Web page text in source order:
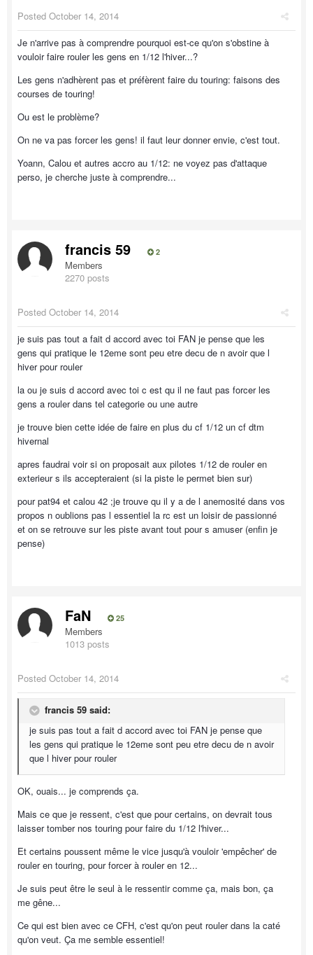
Posted October 14, 2014
Je n'arrive pas à comprendre pourquoi est-ce qu'on s'obstine à
vouloir faire rouler les gens en 1/12 l'hiver...?
Les gens n'adhèrent pas et préfèrent faire du touring: faisons des
courses de touring!
Ou est le problème?
On ne va pas forcer les gens! il faut leur donner envie, c'est tout.
Yoann, Calou et autres accro au 1/12: ne voyez pas d'attaque
perso, je cherche juste à comprendre...
francis 59 2
Members
2270 posts
Posted October 14, 2014
je suis pas tout a fait d accord avec toi FAN je pense que les
gens qui pratique le 12eme sont peu etre decu de n avoir que l
hiver pour rouler
la ou je suis d accord avec toi c est qu il ne faut pas forcer les
gens a rouler dans tel categorie ou une autre
je trouve bien cette idée de faire en plus du cf 1/12 un cf dtm
hivernal
apres faudrai voir si on proposait aux pilotes 1/12 de rouler en
exterieur s ils accepteraient (si la piste le permet bien sur)
pour pat94 et calou 42 ;je trouve qu il y a de l anemosité dans vos
propos n oublions pas l essentiel la rc est un loisir de passionné
et on se retrouve sur les piste avant tout pour s amuser (enfin je
pense)
FaN 25
Members
1013 posts
Posted October 14, 2014
francis 59 said:
je suis pas tout a fait d accord avec toi FAN je pense que
les gens qui pratique le 12eme sont peu etre decu de n avoir
que l hiver pour rouler
OK, ouais... je comprends ça.
Mais ce que je ressent, c'est que pour certains, on devrait tous
laisser tomber nos touring pour faire du 1/12 l'hiver...
Et certains poussent même le vice jusqu'à vouloir 'empêcher' de
rouler en touring, pour forcer à rouler en 12...
Je suis peut être le seul à le ressentir comme ça, mais bon, ça
me gêne...
Ce qui est bien avec ce CFH, c'est qu'on peut rouler dans la caté
qu'on veut. Ça me semble essentiel!